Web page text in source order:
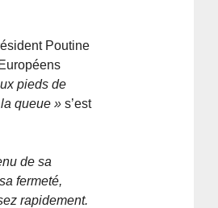
Poutine
pieds de
queue » s’est
de sa
fermeté,
rapidement.